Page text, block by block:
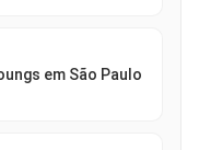
em São Paulo